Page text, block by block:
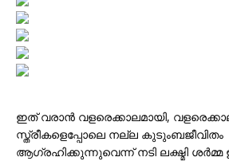
ഇത് വരാൻ വളരെക്കാലമായി,
സ്ത്രീകളെപ്പോലെ നല്ല കുടുംബജീവിതം
ആഗ്രഹിക്കുന്നുവെന്ന് നടി ലക്ഷ്മി